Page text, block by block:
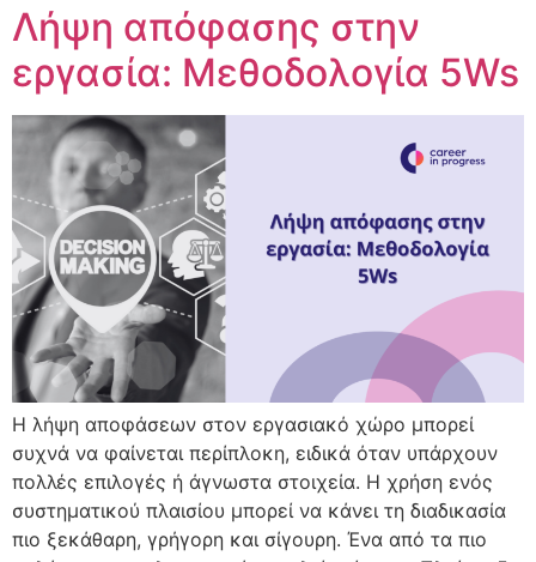
Λήψη απόφασης στην
εργασία: Μεθοδολογία 5Ws
Η λήψη αποφάσεων στον εργασιακό χώρο μπορεί
συχνά να φαίνεται περίπλοκη, ειδικά όταν υπάρχουν
πολλές επιλογές ή άγνωστα στοιχεία. Η χρήση ενός
συστηματικού πλαισίου μπορεί να κάνει τη διαδικασία
πιο ξεκάθαρη, γρήγορη και σίγουρη. Ένα από τα πιο